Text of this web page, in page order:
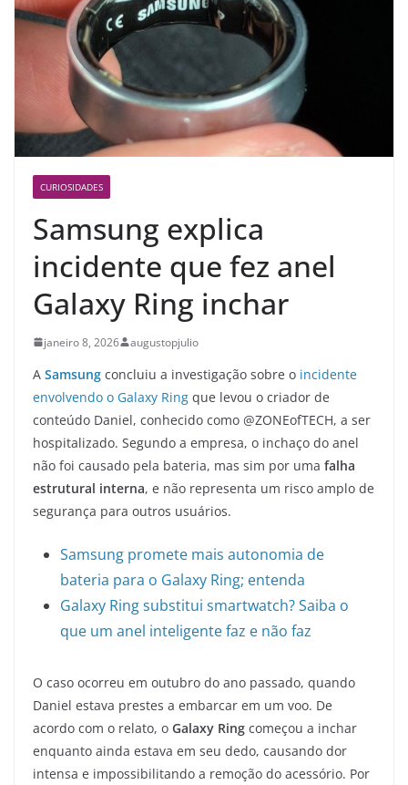
CURIOSIDADES
Samsung explica
incidente que fez anel
Galaxy Ring inchar
janeiro 8, 2026 augustopjulio
A Samsung concluiu a investigação sobre o incidente
envolvendo o Galaxy Ring que levou o criador de
conteúdo Daniel, conhecido como @ZONEofTECH, a ser
hospitalizado. Segundo a empresa, o inchaço do anel
não foi causado pela bateria, mas sim por uma falha
estrutural interna, e não representa um risco amplo de
segurança para outros usuários.
Samsung promete mais autonomia de
bateria para o Galaxy Ring; entenda
Galaxy Ring substitui smartwatch? Saiba o
que um anel inteligente faz e não faz
O caso ocorreu em outubro do ano passado, quando
Daniel estava prestes a embarcar em um voo. De
acordo com o relato, o Galaxy Ring começou a inchar
enquanto ainda estava em seu dedo, causando dor
intensa e impossibilitando a remoção do acessório. Por